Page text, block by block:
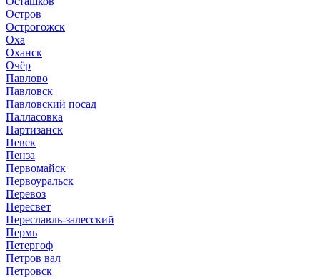
Остров
Острогожск
Оха
Оханск
Очёр
Павлово
Павловск
Павловский посад
Палласовка
Партизанск
Певек
Пенза
Первомайск
Первоуральск
Перевоз
Пересвет
Переславль-залесский
Пермь
Петергоф
Петров вал
Петровск